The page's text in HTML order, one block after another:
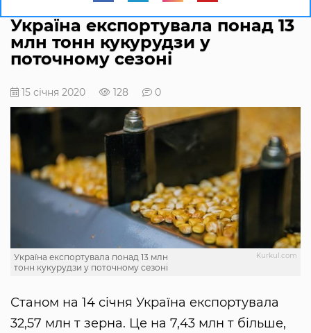
Україна експортувала понад 13
млн тонн кукурудзи у
поточному сезоні
15 січня 2020 128 0
Kurkul.com
Україна експортувала понад 13 млн
тонн кукурудзи у поточному сезоні
Станом на 14 січня Україна експортувала
32,57 млн т зерна. Це на 7,43 млн т більше,